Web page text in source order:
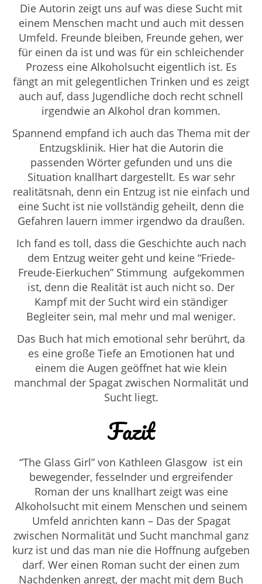
Die Autorin zeigt uns auf was diese Sucht mit
einem Menschen macht und auch mit dessen
Umfeld. Freunde bleiben, Freunde gehen, wer
für einen da ist und was für ein schleichender
Prozess eine Alkoholsucht eigentlich ist. Es
fängt an mit gelegentlichen Trinken und es zeigt
auch auf, dass Jugendliche doch recht schnell
irgendwie an Alkohol dran kommen.
Spannend empfand ich auch das Thema mit der
Entzugsklinik. Hier hat die Autorin die
passenden Wörter gefunden und uns die
Situation knallhart dargestellt. Es war sehr
realitätsnah, denn ein Entzug ist nie einfach und
eine Sucht ist nie vollständig geheilt, denn die
Gefahren lauern immer irgendwo da draußen.
Ich fand es toll, dass die Geschichte auch nach
dem Entzug weiter geht und keine “Friede-
Freude-Eierkuchen” Stimmung aufgekommen
ist, denn die Realität ist auch nicht so. Der
Kampf mit der Sucht wird ein ständiger
Begleiter sein, mal mehr und mal weniger.
Das Buch hat mich emotional sehr berührt, da
es eine große Tiefe an Emotionen hat und
einem die Augen geöffnet hat wie klein
manchmal der Spagat zwischen Normalität und
Sucht liegt.
Fazit
“The Glass Girl” von Kathleen Glasgow ist ein
bewegender, fesselnder und ergreifender
Roman der uns knallhart zeigt was eine
Alkoholsucht mit einem Menschen und seinem
Umfeld anrichten kann – Das der Spagat
zwischen Normalität und Sucht manchmal ganz
kurz ist und das man nie die Hoffnung aufgeben
darf. Wer einen Roman sucht der einen zum
Nachdenken anregt, der macht mit dem Buch